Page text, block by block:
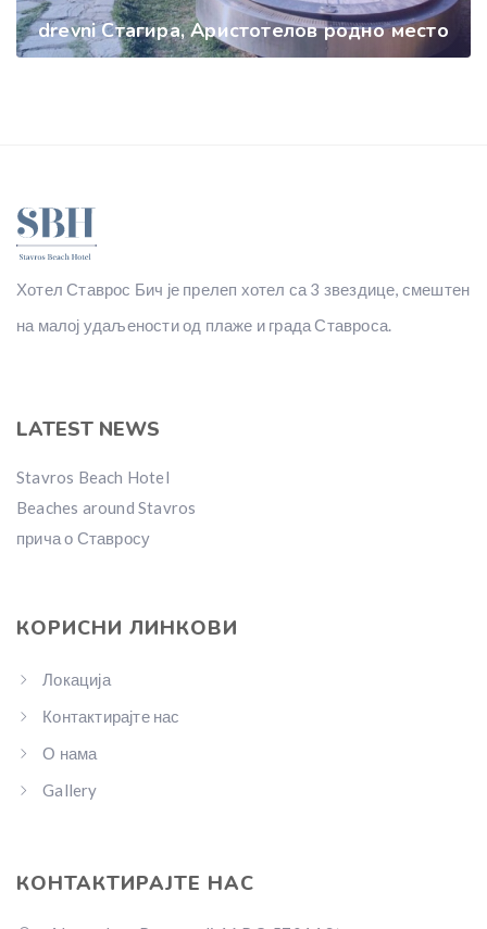
drevni Стагира, Аристотелов родно место
Хотел Ставрос Бич је прелеп хотел са 3 звездице, смештен
на малој удаљености од плаже и града Ставроса.
LATEST NEWS
Stavros Beach Hotel
Beaches around Stavros
прича о Ставросу
КОРИСНИ ЛИНКОВИ
Локација
Контактирајте нас
О нама
Gallery
КОНТАКТИРАЈТЕ НАС